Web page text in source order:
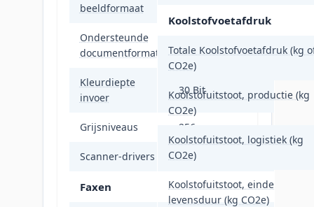
beeldformaat
Ondersteunde
documentformaten
PDF
Kleurdiepte
invoer
30 Bit
Grijsniveaus 256
Scanner-drivers TWAIN, WIA
Faxen
Koolstofvoetafdruk
Totale Koolstofvoetafdruk (kg
CO2e)
Koolstofuitstoot, productie (kg
CO2e)
Koolstofuitstoot, logistiek (kg
CO2e)
Koolstofuitstoot, einde
levensduur (kg CO2e)